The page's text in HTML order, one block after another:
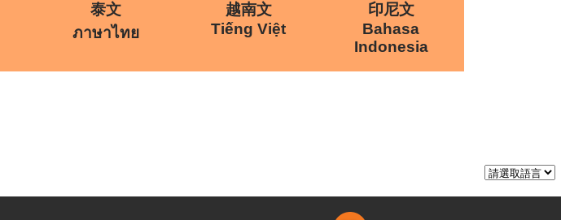
泰文
ภาษาไทย
越南文
Tiếng Việt
印尼文
Bahasa
Indonesia